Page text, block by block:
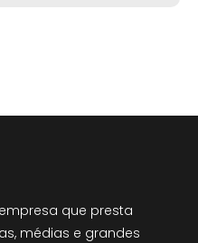
que presta
médias e grandes